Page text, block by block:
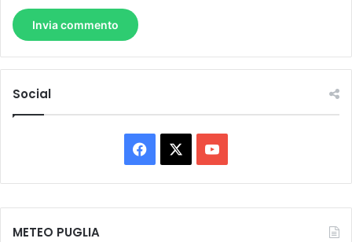
Social
Facebook You
Tube
METEO PUGLIA